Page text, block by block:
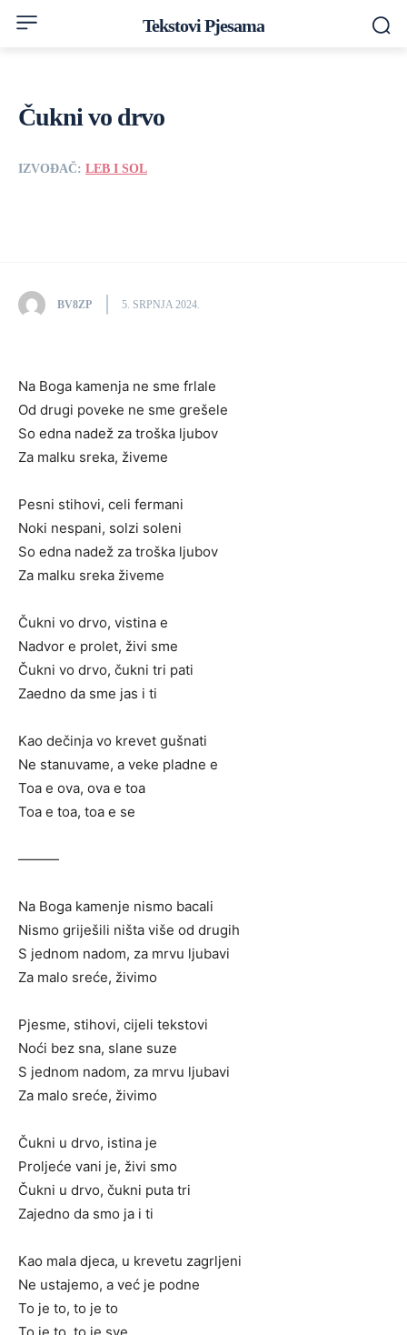
Tekstovi Pjesama
Čukni vo drvo
IZVOĐAČ: LEB I SOL
BV8ZP 5. SRPNJA 2024.
Na Boga kamenja ne sme frlale
Od drugi poveke ne sme grešele
So edna nadež za troška ljubov
Za malku sreka, živeme
Pesni stihovi, celi fermani
Noki nespani, solzi soleni
So edna nadež za troška ljubov
Za malku sreka živeme
Čukni vo drvo, vistina e
Nadvor e prolet, živi sme
Čukni vo drvo, čukni tri pati
Zaedno da sme jas i ti
Kao dečinja vo krevet gušnati
Ne stanuvame, a veke pladne e
Toa e ova, ova e toa
Toa e toa, toa e se
———
Na Boga kamenje nismo bacali
Nismo griješili ništa više od drugih
S jednom nadom, za mrvu ljubavi
Za malo sreće, živimo
Pjesme, stihovi, cijeli tekstovi
Noći bez sna, slane suze
S jednom nadom, za mrvu ljubavi
Za malo sreće, živimo
Čukni u drvo, istina je
Proljeće vani je, živi smo
Čukni u drvo, čukni puta tri
Zajedno da smo ja i ti
Kao mala djeca, u krevetu zagrljeni
Ne ustajemo, a već je podne
To je to, to je to